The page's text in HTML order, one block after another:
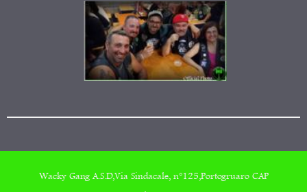
Wacky Gang A.S.D,Via Sindacale, n°125,Portogruaro CAP